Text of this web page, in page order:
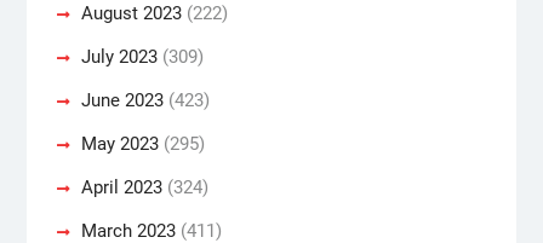
August 2023(222)
July 2023(309)
June 2023(423)
May 2023(295)
April 2023(324)
March 2023(411)